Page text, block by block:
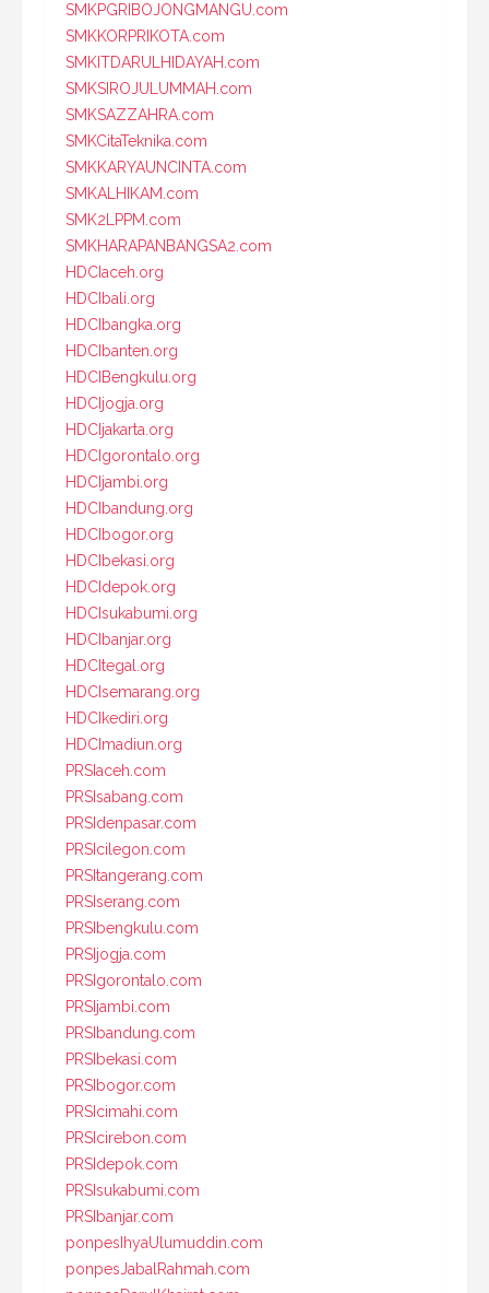
SMKPGRIBOJONGMANGU.com
SMKKORPRIKOTA.com
SMKITDARULHIDAYAH.com
SMKSIROJULUMMAH.com
SMKSAZZAHRA.com
SMKCitaTeknika.com
SMKKARYAUNCINTA.com
SMKALHIKAM.com
SMK2LPPM.com
SMKHARAPANBANGSA2.com
HDCIaceh.org
HDCIbali.org
HDCIbangka.org
HDCIbanten.org
HDCIBengkulu.org
HDCIjogja.org
HDCIjakarta.org
HDCIgorontalo.org
HDCIjambi.org
HDCIbandung.org
HDCIbogor.org
HDCIbekasi.org
HDCIdepok.org
HDCIsukabumi.org
HDCIbanjar.org
HDCItegal.org
HDCIsemarang.org
HDCIkediri.org
HDCImadiun.org
PRSIaceh.com
PRSIsabang.com
PRSIdenpasar.com
PRSIcilegon.com
PRSItangerang.com
PRSIserang.com
PRSIbengkulu.com
PRSIjogja.com
PRSIgorontalo.com
PRSIjambi.com
PRSIbandung.com
PRSIbekasi.com
PRSIbogor.com
PRSIcimahi.com
PRSIcirebon.com
PRSIdepok.com
PRSIsukabumi.com
PRSIbanjar.com
ponpesIhyaUlumuddin.com
ponpesJabalRahmah.com